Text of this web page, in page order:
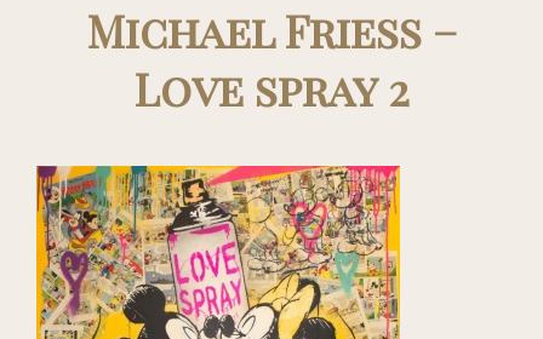
Michael Friess –
Love spray 2